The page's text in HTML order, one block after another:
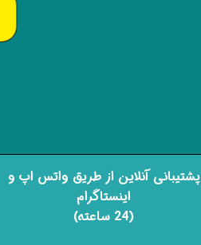
پشتیبانی آنلاین از طریق واتس اپ و
اینستاگرام
(24 ساعته)